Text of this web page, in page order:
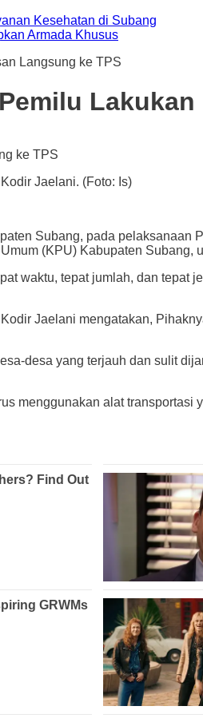
Kesehatan di Subang
Armada Khusus
Langsung ke TPS
Jaelani. (Foto: Is)
Subang, pada pelaksanaan
(KPU) Kabupaten
waktu, tepat jumlah, dan
Jaelani mengatakan,
desa yang terjauh dan sulit
menggunakan alat